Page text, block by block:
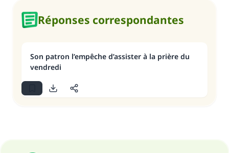
Réponses correspondantes
Son patron l’empêche d’assister à la prière du
vendredi